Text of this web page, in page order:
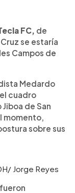
FC, de
se estaría
Campos de
Medardo
cuadro
de San
momento,
sobre sus
Jorge Reyes